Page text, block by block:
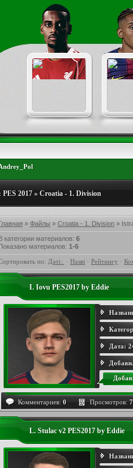
PES 2017 » Croatia - 1. Division
» Файлы » Croatia - 1. Division »
категории материалов: 6
материалов: 1-6
по: Даті · Назві · Рейтингу ·
I. Iovu PES2017 by Eddie
Дата:
Комментариев: 0 Просмотров:
L. Stulac v2 PES2017 by Eddie